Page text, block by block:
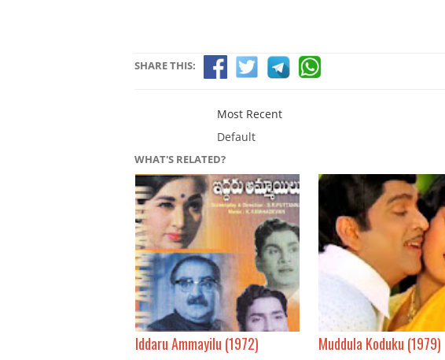
SHARE THIS:
Most Recent
Default
WHAT'S RELATED?
Iddaru Ammayilu (1972) Muddula Koduku (1979)